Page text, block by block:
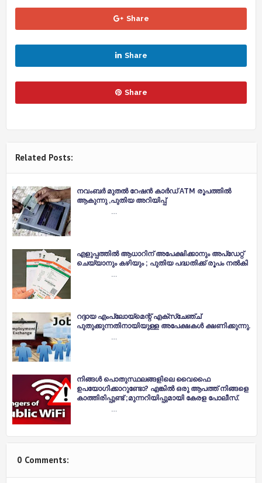
Share
Share
Share
Related Posts:
നവംബർ മുതൽ റേഷൻ കാർഡ് ATM രൂപത്തിൽ
ആകുന്നു ,പുതിയ അറിയിപ്പ്
…
എളുപ്പത്തിൽ ആധാറിന് അപേക്ഷിക്കാനും അപ്ഡേറ്റ്
ചെയ്യാനും കഴിയും ; പുതിയ പദ്ധതിക്ക് രൂപം നൽകി
…
റദ്ദായ എംപ്ലോയ്മെന്റ് എക്സ്ചേഞ്ച്
പുതുക്കുന്നതിനായിയുള്ള അപേക്ഷകൾ ക്ഷണിക്കുന്നു.
…
നിങ്ങൾ പൊതുസ്ഥലങ്ങളിലെ വൈഫൈ
ഉപയോഗിക്കാറുണ്ടോ? എങ്കിൽ ഒരു ആപത്ത് നിങ്ങളെ
കാത്തിരിപ്പുണ്ട് ;മുന്നറിയിപ്പുമായി കേരള പോലീസ്.
…
0 Comments: